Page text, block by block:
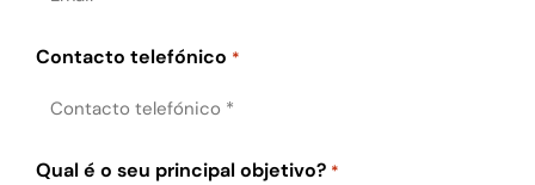
Contacto telefónico *
Qual é o seu principal objetivo? *